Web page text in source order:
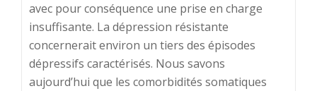
avec pour conséquence une prise en charge
insuffisante. La dépression résistante
concernerait environ un tiers des épisodes
dépressifs caractérisés. Nous savons
aujourd’hui que les comorbidités somatiques